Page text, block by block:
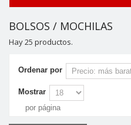
BOLSOS / MOCHILAS
Hay 25 productos.
Ordenar por
Mostrar
por página